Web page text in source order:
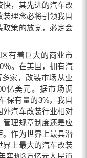
快，其先进的汽车改
理念必将引领我国
政策的放宽，必定会
有着巨大的商业市
％。在美国，拥有汽
家，改装市场从业
亿美元。据市场调
保有量的3%，我国
外汽车改装行业相对
管理规章制度还是应
。作为世界上最具潜
界上最大的汽车改装
实现3万亿元人民币